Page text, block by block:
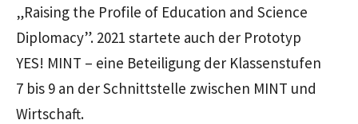
„Raising the Profile of Education and Science
Diplomacy”. 2021 startete auch der Prototyp
YES! MINT – eine Beteiligung der Klassenstufen
7 bis 9 an der Schnittstelle zwischen MINT und
Wirtschaft.